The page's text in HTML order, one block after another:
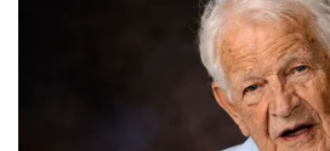
Penelusuran